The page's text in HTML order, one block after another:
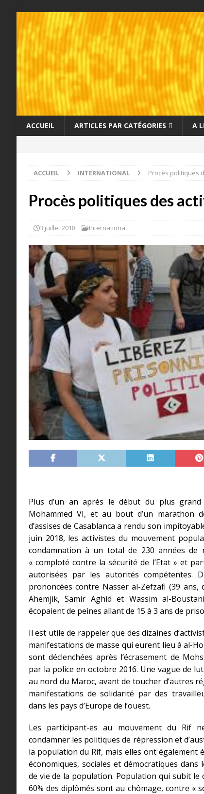
ACCUEIL ARTICLES PAR CATÉGORIES A
ACCUEIL INTERNATIONAL Procès politiques
Procès politiques des
3 juillet 2018 International
Plus d’un an après le début du plus
Mohammed VI, et au bout d’un marathon
d’assises de Casablanca a rendu son
juin 2018, les activistes du mouvement
condamnation à un total de 230 années de
« comploté contre la sécurité de l’Etat » et
autorisées par les autorités compétentes.
prononcées contre Nasser al-Zefzafi (39
Ahemjik, Samir Aghid et Wassim al-
écopaient de peines allant de 15 à 3 ans de
Il est utile de rappeler que des dizaines
manifestations de masse qui eurent lieu à al-
sont déclenchées après l’écrasement de
par la police en octobre 2016. Une vague de
au nord du Maroc, avant de toucher d’autres
manifestations de solidarité par des
dans les pays d’Europe de l’ouest.
Les participant-es au mouvement du Rif
condamner les politiques de répression et
la population du Rif, mais elles ont également
économiques, sociales et démocratiques dans
de vie de la population. Population qui subit le
60% des diplômés sont au chômage, contre «